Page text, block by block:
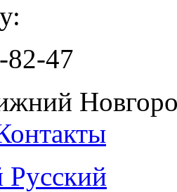
82-47
Русский